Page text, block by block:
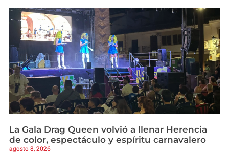
La Gala Drag Queen volvió a llenar Herencia
de color, espectáculo y espíritu carnavalero
agosto 8, 2026